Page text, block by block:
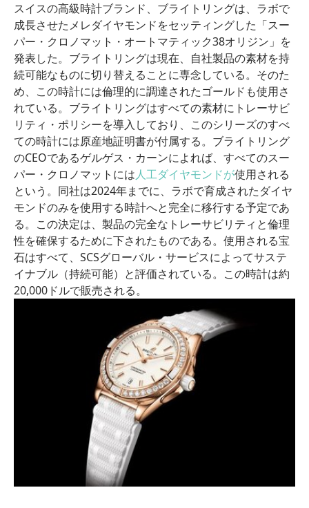
スイスの高級時計ブランド、ブライトリングは、ラボで
成長させたメレダイヤモンドをセッティングした「スー
パー・クロノマット・オートマティック38オリジン」を
発表した。ブライトリングは現在、自社製品の素材を持
続可能なものに切り替えることに専念している。そのた
め、この時計には倫理的に調達されたゴールドも使用さ
れている。ブライトリングはすべての素材にトレーサビ
リティ・ポリシーを導入しており、このシリーズのすべ
ての時計には原産地証明書が付属する。ブライトリング
のCEOであるゲルゲス・カーンによれば、すべてのスー
パー・クロノマットには人工ダイヤモンドが使用される
という。同社は2024年までに、ラボで育成されたダイヤ
モンドのみを使用する時計へと完全に移行する予定であ
る。この決定は、製品の完全なトレーサビリティと倫理
性を確保するために下されたものである。使用される宝
石はすべて、SCSグローバル・サービスによってサステ
イナブル（持続可能）と評価されている。この時計は約
20,000ドルで販売される。